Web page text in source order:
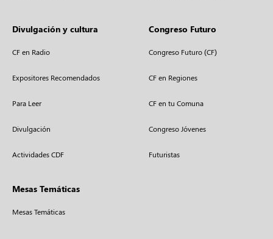
Divulgación y cultura
CF en Radio
Expositores Recomendados
Para Leer
Divulgación
Actividades CDF
Congreso Futuro
Congreso Futuro (CF)
CF en Regiones
CF en tu Comuna
Congreso Jóvenes
Futuristas
Mesas Temáticas
Mesas Temáticas